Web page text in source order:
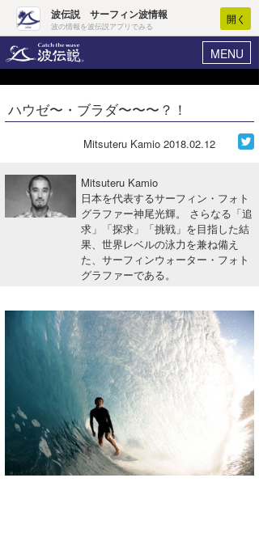
波伝説 サーフィン波情報
波の情報を波伝説アプリでみる
開く
MENU
ヘルプ マイホーム
ログイン
波情報･概況
WAVE HUNTER 波予想ツール
サーフィンエリアガイド
会員メニュー
今月のプレゼント
ハウゼ〜・ブラダ〜〜〜？！
Mitsuteru Kamio 2018.02.12
Mitsuteru Kamio
日本を代表するサーフィン・フォト
グラファー神尾光輝。 さらなる「追
求」「探求」「挑戦」を目指した結
果、世界レベルの泳力を兼ね備え
た、サーフィンウォーター・フォト
グラファーである。
Core Surf Japan
コンテスト
ファッション/グッズ
アート＆エンタメ
ショップ情報
ショップ情報
千葉北
伊豆
千葉南
ウラナミ
お知らせ
ルール＆How to
VOTE!